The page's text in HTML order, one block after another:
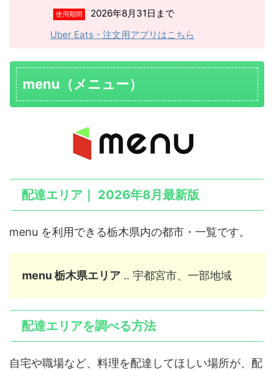
使用期間
2026年8月31日まで
Uber Eats・注文用アプリはこちら
menu（メニュー）
配達エリア｜ 2026年8月最新版
menu を利用できる栃木県内の都市・一覧です。
menu 栃木県エリア ‥ 宇都宮市、一部地域
配達エリアを調べる方法
自宅や職場など、料理を配達してほしい場所が、配